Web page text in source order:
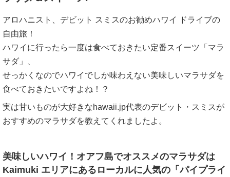
アロハニスト、デビット スミスのお勧めハワイ ドライブの
自由旅！
ハワイに行ったら一度は食べておきたい定番スイーツ「マラ
サダ」、
せっかくなのでハワイでしか味わえない美味しいマラサダを
食べておきたいですよね！？
実は甘いものが大好きなhawaii.jp代表のデビット・スミスが
おすすめのマラサダを教えてくれましたよ。
美味しいハワイ！オアフ島でオススメのマラサダは
Kaimuki エリアにあるローカルに人気の「パイプライ